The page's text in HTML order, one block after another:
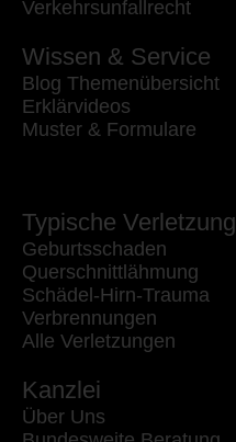
Verkehrsunfallrecht
Wissen & Service
Blog Themenübersicht
Erklärvideos
Muster & Formulare
Typische
Geburtsschaden
Querschnittlähmung
Schädel-Hirn-Trauma
Verbrennungen
Alle Verletzungen
Kanzlei
Über Uns